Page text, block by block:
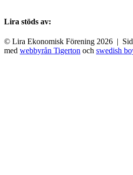
Lira stöds av:
© Lira Ekonomisk Förening 2026 |
med webbyrån Tigerton och swedish